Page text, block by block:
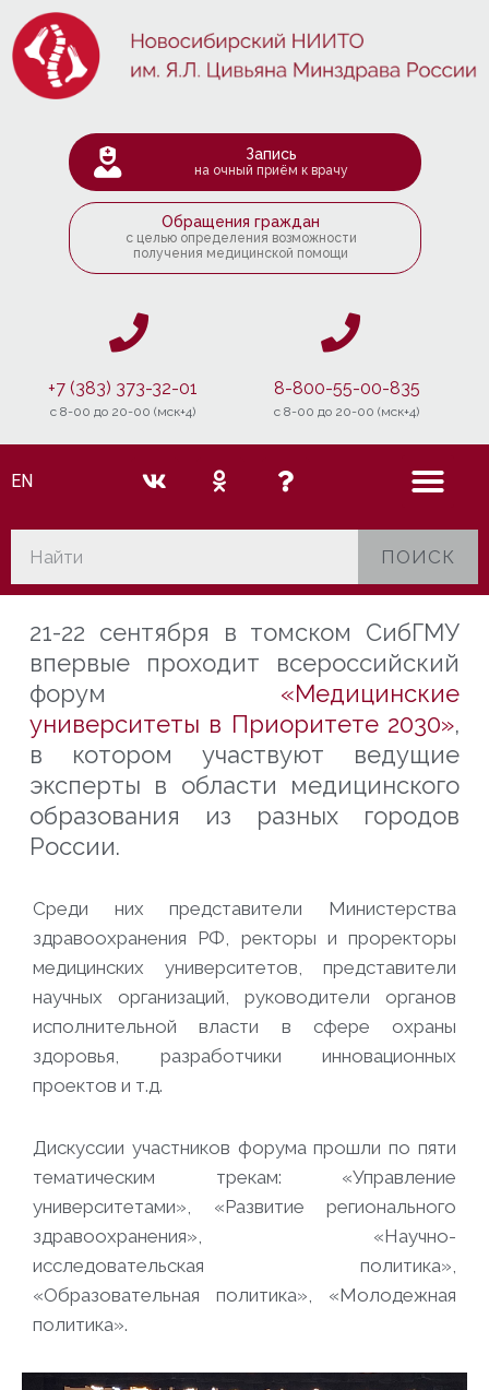
Запись
на очный приём к врачу
Обращения граждан
с целью определения возможности
получения медицинской помощи
+7 (383) 373-32-01
c 8-00 до 20-00 (мск+4)
8-800-55-00-835
c 8-00 до 20-00 (мск+4)
EN
ПОИСК
21-22 сентября в томском СибГМУ
впервые проходит всероссийский
форум «Медицинские
университеты в Приоритете 2030»,
в котором участвуют ведущие
эксперты в области медицинского
образования из разных городов
России.
Среди них представители Министерства
здравоохранения РФ, ректоры и проректоры
медицинских университетов, представители
научных организаций, руководители органов
исполнительной власти в сфере охраны
здоровья, разработчики инновационных
проектов и т.д.
Дискуссии участников форума прошли по пяти
тематическим трекам: «Управление
университетами», «Развитие регионального
здравоохранения», «Научно-
исследовательская политика»,
«Образовательная политика», «Молодежная
политика».